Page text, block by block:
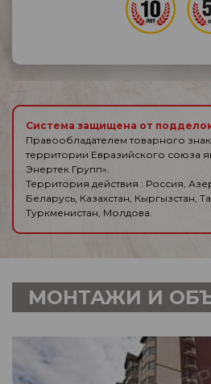
Система защищена от
Правообладателем товарного
территории Евразийского союза
Энертек Групп».
Территория действия : Россия,
Беларусь, Казахстан, Кыргызстан,
Туркменистан, Молдова.
МОНТАЖИ И